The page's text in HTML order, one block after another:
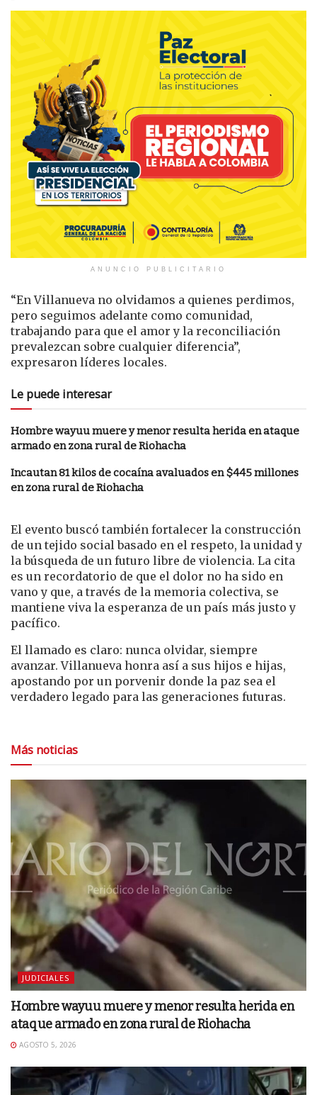
ANUNCIO PUBLICITARIO
“En Villanueva no olvidamos a quienes perdimos,
pero seguimos adelante como comunidad,
trabajando para que el amor y la reconciliación
prevalezcan sobre cualquier diferencia”,
expresaron líderes locales.
Le puede interesar
Hombre wayuu muere y menor resulta herida en ataque
armado en zona rural de Riohacha
Incautan 81 kilos de cocaína avaluados en $445 millones
en zona rural de Riohacha
El evento buscó también fortalecer la construcción
de un tejido social basado en el respeto, la unidad y
la búsqueda de un futuro libre de violencia. La cita
es un recordatorio de que el dolor no ha sido en
vano y que, a través de la memoria colectiva, se
mantiene viva la esperanza de un país más justo y
pacífico.
El llamado es claro: nunca olvidar, siempre
avanzar. Villanueva honra así a sus hijos e hijas,
apostando por un porvenir donde la paz sea el
verdadero legado para las generaciones futuras.
Más noticias
JUDICIALES
Hombre wayuu muere y menor resulta herida en
ataque armado en zona rural de Riohacha
AGOSTO 5, 2026